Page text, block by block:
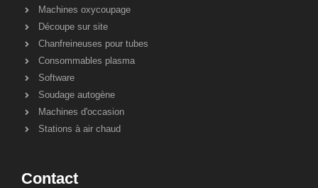
Machines oxycoupage
Découpe sur site
Chanfreineuses pour tubes
Consommables plasma
Software
Soudage autogène
Machines d'occasion
Stations à air chaud
Contact